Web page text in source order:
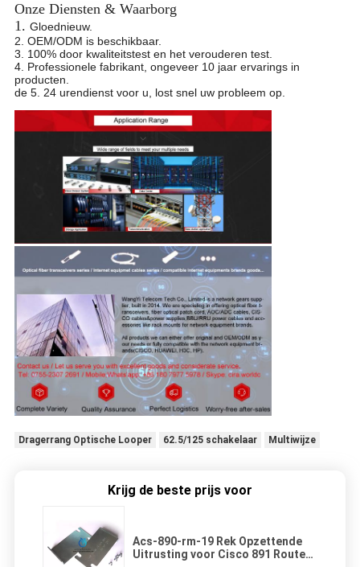
Onze Diensten & Waarborg
1. Gloednieuw.
2. OEM/ODM is beschikbaar.
3. 100% door kwaliteitstest en het verouderen test.
4. Professionele fabrikant, ongeveer 10 jaar ervarings in
producten.
de 5. 24 urendienst voor u, lost snel uw probleem op.
Dragerrang Optische Looper 62.5/125 schakelaar Multiwijze
Krijg de beste prijs voor
Acs-890-rm-19 Rek Opzettende
Uitrusting voor Cisco 891 Routers